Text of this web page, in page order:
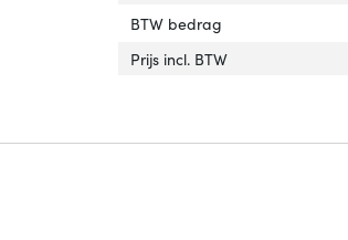
BTW bedrag
Prijs incl. BTW